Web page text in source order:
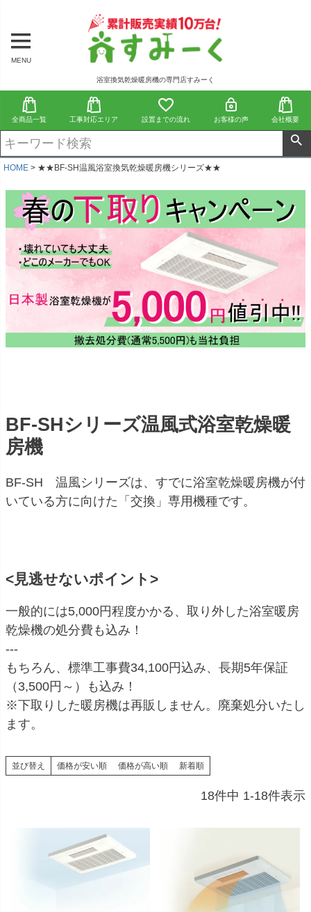
MENU
浴室換気乾燥暖房機の専門店すみーく
全商品一覧 工事対応エリア 設置までの流れ お客様の声 会社概要
HOME ★★BF-SH温風浴室換気乾燥暖房機シリーズ★★
BF-SHシリーズ温風式浴室乾燥暖
房機
BF-SH 温風シリーズは、すでに浴室乾燥暖房機が付
いている方に向けた「交換」専用機種です。
<見逃せないポイント>
一般的には5,000円程度かかる、取り外した浴室暖房
乾燥機の処分費も込み！
---
もちろん、標準工事費34,100円込み、長期5年保証
（3,500円～）も込み！
※下取りした暖房機は再販しません。廃棄処分いたし
ます。
並び替え 価格が安い順 価格が高い順 新着順
18件中 1-18件表示